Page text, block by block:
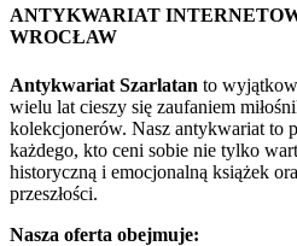
ANTYKWARIAT
WROCŁAW
Antykwariat Szarlatan to
wielu lat cieszy się zaufaniem
kolekcjonerów. Nasz antykwariat to
każdego, kto ceni sobie nie tylko
historyczną i emocjonalną książek
przeszłości.
Nasza oferta obejmuje: